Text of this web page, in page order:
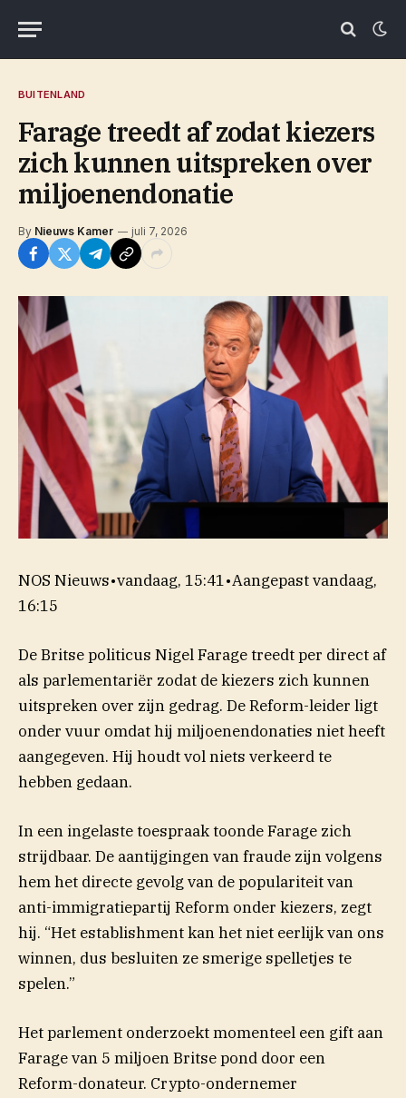
BUITENLAND
Farage treedt af zodat kiezers
zich kunnen uitspreken over
miljoenendonatie
By Nieuws Kamer juli 7, 2026
NOS Nieuws•vandaag, 15:41•Aangepastvandaag,
16:15
De Britse politicus Nigel Farage treedt per direct af
als parlementariër zodat de kiezers zich kunnen
uitspreken over zijn gedrag. De Reform-leider ligt
onder vuur omdat hij miljoenendonaties niet heeft
aangegeven. Hij houdt vol niets verkeerd te
hebben gedaan.
In een ingelaste toespraak toonde Farage zich
strijdbaar. De aantijgingen van fraude zijn volgens
hem het directe gevolg van de populariteit van
anti-immigratiepartij Reform onder kiezers, zegt
hij. “Het establishment kan het niet eerlijk van ons
winnen, dus besluiten ze smerige spelletjes te
spelen.”
Het parlement onderzoekt momenteel een gift aan
Farage van 5 miljoen Britse pond door een
Reform-donateur. Crypto-ondernemer